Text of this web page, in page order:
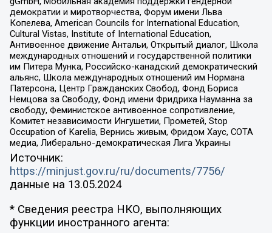
демократии и миротворчества, Форум имени Льва
Копелева, American Councils for International Education,
Cultural Vistas, Institute of International Education,
Антивоенное движение Антальи, Открытый диалог, Школа
международных отношений и государственной политики
им Питера Мунка, Российско-канадский демократический
альянс, Школа международных отношений им Нормана
Патерсона, Центр Гражданских Свобод, Фонд Бориса
Немцова за Свободу, Фонд имени Фридриха Науманна за
свободу, Феминистское антивоенное сопротивление,
Комитет независимости Ингушетии, Прометей, Stop
Occupation of Karelia, Вернись живым, Фридом Хаус, СОТА
медиа, Либерально-демократическая Лига Украины
Источник:
https://minjust.gov.ru/ru/documents/7756/
данные на 13.05.2024
* Сведения реестра НКО, выполняющих
функции иностранного агента: